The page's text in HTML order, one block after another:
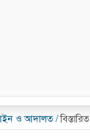
ও আদালত/বিস্তারিত